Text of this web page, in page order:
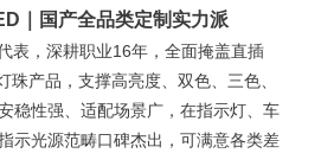
｜国产全品类定制实力派
表，深耕职业16年，全面掩盖直插
珠产品，支撑高亮度、双色、三色、
稳性强、适配场景广，在指示灯、车
示光源范畴口碑杰出，可满意各类差